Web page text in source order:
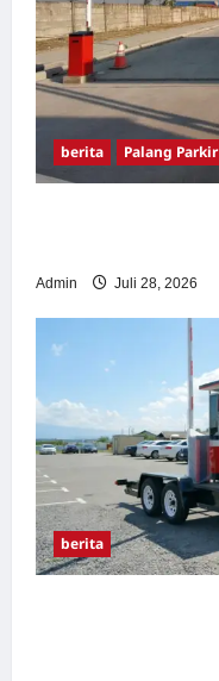
berita Palang Parkir
Admin Juli 28, 2026
berita